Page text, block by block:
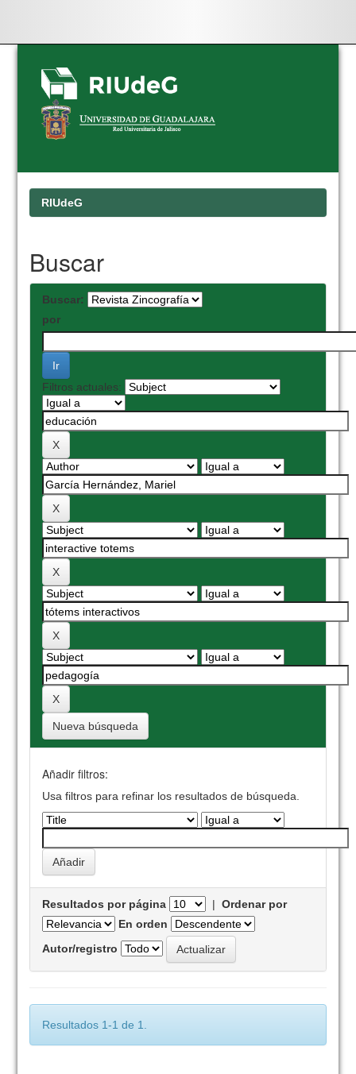
Skip
navigation
RIUdeG
Buscar
Buscar:
por
Filtros actuales:
Nueva búsqueda
Añadir filtros:
Usa filtros para refinar los resultados de búsqueda.
Resultados por página |Ordenar por
En orden
Autor/registro
Resultados 1-1 de 1.